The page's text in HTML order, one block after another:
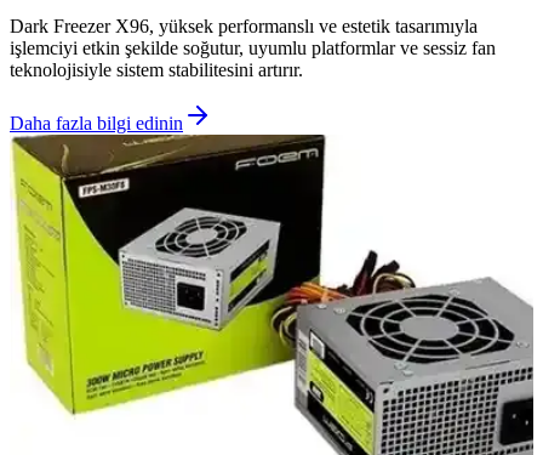
Dark Freezer X96, yüksek performanslı ve estetik tasarımıyla
işlemciyi etkin şekilde soğutur, uyumlu platformlar ve sessiz fan
teknolojisiyle sistem stabilitesini artırır.
Daha fazla bilgi edinin